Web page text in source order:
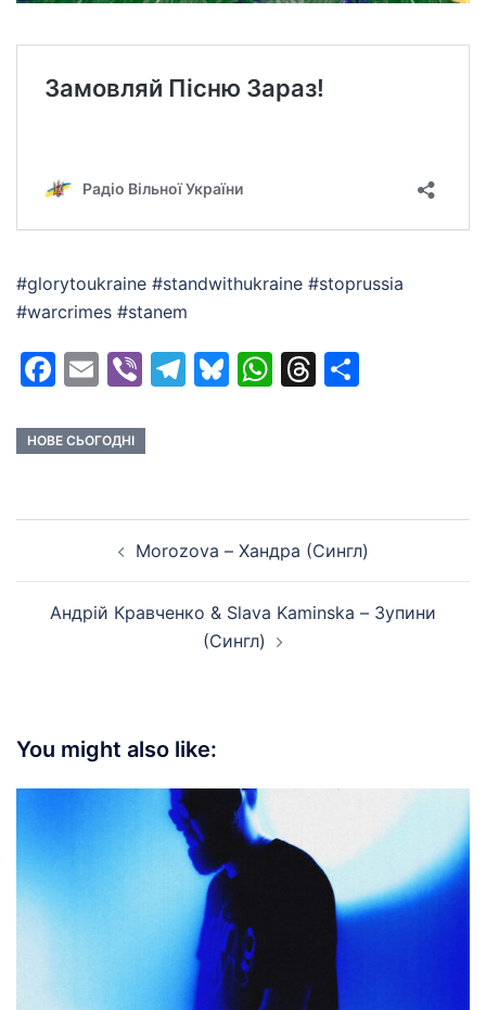
#glorytoukraine #standwithukraine #stoprussia
#warcrimes #stanem
Facebook
EmailViberTelegram
Bluesky
WhatsApp
Threads
НОВЕ СЬОГОДНІ
navigationMorozova – Хандра (Сингл)
Андрій Кравченко & Slava Kaminska – Зупини
(Сингл)
You might also like: